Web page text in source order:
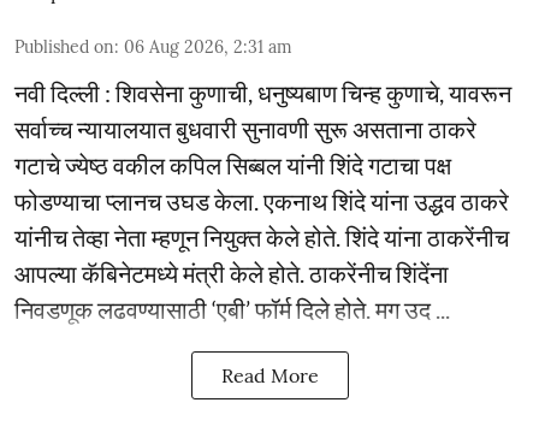
Published on: 06 Aug 2026, 2:31 am
नवी दिल्ली : शिवसेना कुणाची, धनुष्यबाण चिन्ह कुणाचे, यावरून
सर्वाच्च न्यायालयात बुधवारी सुनावणी सुरू असताना ठाकरे
गटाचे ज्येष्ठ वकील कपिल सिब्बल यांनी शिंदे गटाचा पक्ष
फोडण्याचा प्लानच उघड केला. एकनाथ शिंदे यांना उद्धव ठाकरे
यांनीच तेव्हा नेता म्हणून नियुक्त केले होते. शिंदे यांना ठाकरेंनीच
आपल्या कॅबिनेटमध्ये मंत्री केले होते. ठाकरेंनीच शिंदेंना
निवडणूक लढवण्यासाठी ‘एबी’ फॉर्म दिले होते. मग उद ...
Read More